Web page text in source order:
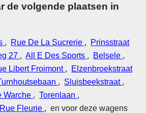
de volgende plaatsen in
, Rue De La Sucrerie , Prinsstraat
27 ,All E Des Sports , Belsele ,
Libert Froimont , Elzenbroekstraat
, Sluisbeekstraat ,
Warche ,Torenlaan ,
Rue Fleurie , en voor deze wagens